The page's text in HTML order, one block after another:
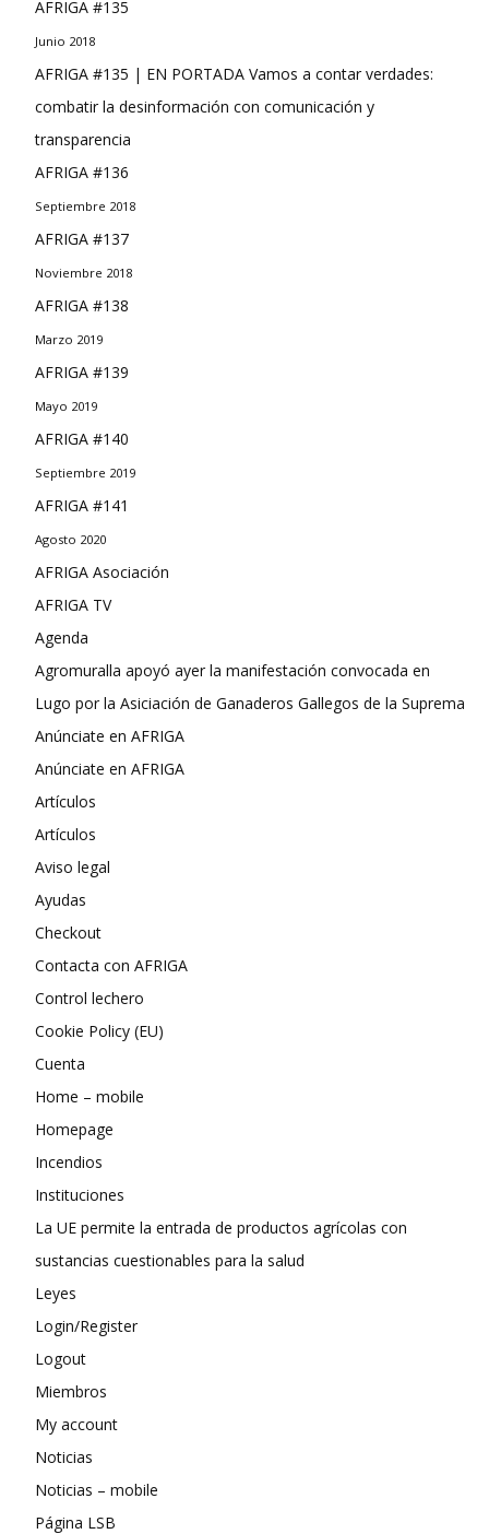
AFRIGA #135
Junio 2018
AFRIGA #135 | EN PORTADA Vamos a contar verdades:
combatir la desinformación con comunicación y
transparencia
AFRIGA #136
Septiembre 2018
AFRIGA #137
Noviembre 2018
AFRIGA #138
Marzo 2019
AFRIGA #139
Mayo 2019
AFRIGA #140
Septiembre 2019
AFRIGA #141
Agosto 2020
AFRIGA Asociación
AFRIGA TV
Agenda
Agromuralla apoyó ayer la manifestación convocada en
Lugo por la Asiciación de Ganaderos Gallegos de la Suprema
Anúnciate en AFRIGA
Anúnciate en AFRIGA
Artículos
Artículos
Aviso legal
Ayudas
Checkout
Contacta con AFRIGA
Control lechero
Cookie Policy (EU)
Cuenta
Home – mobile
Homepage
Incendios
Instituciones
La UE permite la entrada de productos agrícolas con
sustancias cuestionables para la salud
Leyes
Login/Register
Logout
Miembros
My account
Noticias
Noticias – mobile
Página LSB